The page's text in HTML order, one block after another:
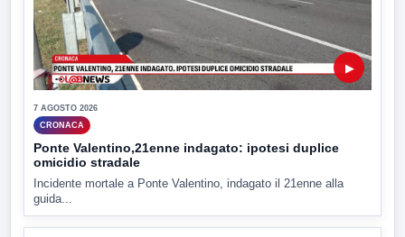
▶
7 AGOSTO 2026
CRONACA
Ponte Valentino,21enne indagato: ipotesi duplice
omicidio stradale
Incidente mortale a Ponte Valentino, indagato il 21enne alla
guida...